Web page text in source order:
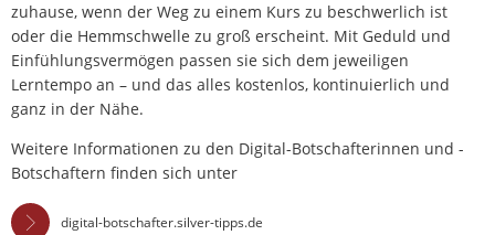
zuhause, wenn der Weg zu einem Kurs zu beschwerlich ist
oder die Hemmschwelle zu groß erscheint. Mit Geduld und
Einfühlungsvermögen passen sie sich dem jeweiligen
Lerntempo an – und das alles kostenlos, kontinuierlich und
ganz in der Nähe.
Weitere Informationen zu den Digital-Botschafterinnen und -
Botschaftern finden sich unter
digital-botschafter.silver-tipps.de